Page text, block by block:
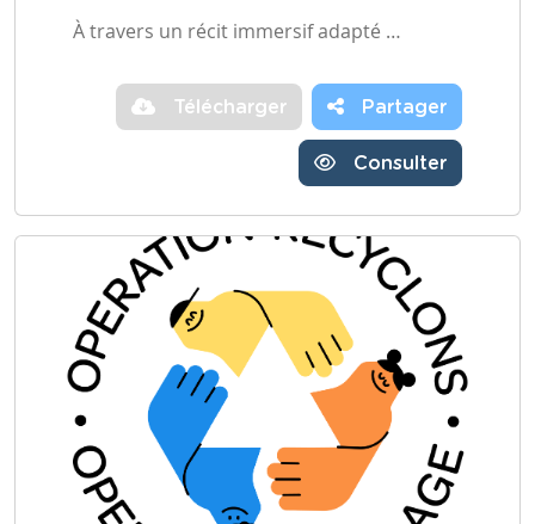
À travers un récit immersif adapté …
Télécharger Partager
Consulter